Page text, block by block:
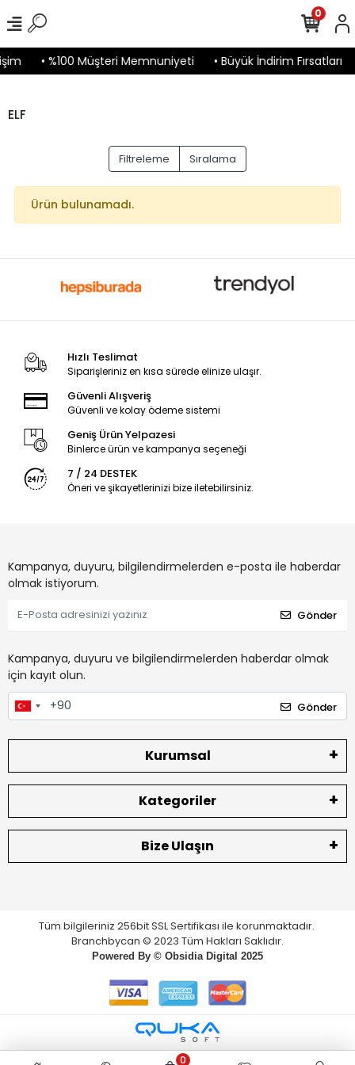
• %100 Müşteri Memnuniyeti • Büyük İndirim Fırsatları
0
ELF
Filtreleme Sıralama
Ürün bulunamadı.
Hızlı Teslimat
Siparişleriniz en kısa sürede elinize ulaşır.
Güvenli Alışveriş
Güvenli ve kolay ödeme sistemi
Geniş Ürün Yelpazesi
Binlerce ürün ve kampanya seçeneği
7 / 24 DESTEK
Öneri ve şikayetlerinizi bize iletebilirsiniz.
Kampanya, duyuru, bilgilendirmelerden e-posta ile haberdar
olmak istiyorum.
Gönder
Kampanya, duyuru ve bilgilendirmelerden haberdar olmak
için kayıt olun.
Gönder
Kurumsal
Kategoriler
Bize Ulaşın
Tüm bilgileriniz 256bit SSL Sertifikası ile korunmaktadır.
Branchbycan © 2023 Tüm Hakları Saklıdır.
Powered By © Obsidia Digital 2025
0